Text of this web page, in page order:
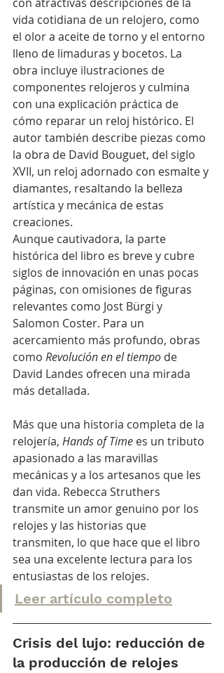
con atractivas descripciones de la
vida cotidiana de un relojero, como
el olor a aceite de torno y el entorno
lleno de limaduras y bocetos. La
obra incluye ilustraciones de
componentes relojeros y culmina
con una explicación práctica de
cómo reparar un reloj histórico. El
autor también describe piezas como
la obra de David Bouguet, del siglo
XVII, un reloj adornado con esmalte y
diamantes, resaltando la belleza
artística y mecánica de estas
creaciones.
Aunque cautivadora, la parte
histórica del libro es breve y cubre
siglos de innovación en unas pocas
páginas, con omisiones de figuras
relevantes como Jost Bürgi y
Salomon Coster. Para un
acercamiento más profundo, obras
como Revolución en el tiempo de
David Landes ofrecen una mirada
más detallada.
Más que una historia completa de la
relojería, Hands of Time es un tributo
apasionado a las maravillas
mecánicas y a los artesanos que les
dan vida. Rebecca Struthers
transmite un amor genuino por los
relojes y las historias que
transmiten, lo que hace que el libro
sea una excelente lectura para los
entusiastas de los relojes.
Leer artículo completo
Crisis del lujo: reducción de
la producción de relojes